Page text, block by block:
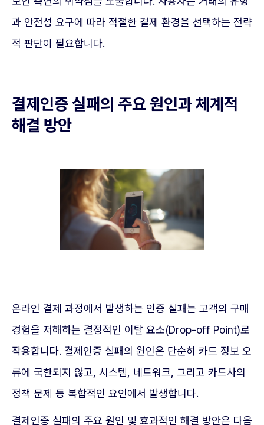
과 안전성 요구에 따라 적절한 결제 환경을 선택하는 전략
적 판단이 필요합니다.
결제인증 실패의 주요 원인과 체계적
해결 방안
온라인 결제 과정에서 발생하는 인증 실패는 고객의 구매
경험을 저해하는 결정적인 이탈 요소(Drop-off Point)로
작용합니다. 결제인증 실패의 원인은 단순히 카드 정보 오
류에 국한되지 않고, 시스템, 네트워크, 그리고 카드사의
정책 문제 등 복합적인 요인에서 발생합니다.
결제인증 실패의 주요 원인 및 효과적인 해결 방안은 다음